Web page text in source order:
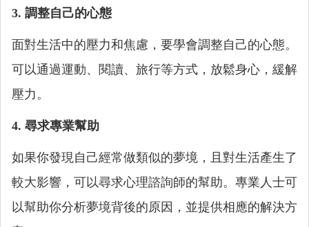
3. 調整自己的心態
面對生活中的壓力和焦慮，要學會調整自己的心態。
可以通過運動、閱讀、旅行等方式，放鬆身心，緩解
壓力。
4. 尋求專業幫助
如果你發現自己經常做類似的夢境，且對生活產生了
較大影響，可以尋求心理諮詢師的幫助。專業人士可
以幫助你分析夢境背後的原因，並提供相應的解決方